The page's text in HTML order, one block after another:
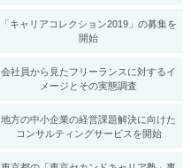
「キャリアコレクション2019」の募集を
開始
会社員から見たフリーランスに対するイ
メージとその実態調査
地方の中小企業の経営課題解決に向けた
コンサルティングサービスを開始